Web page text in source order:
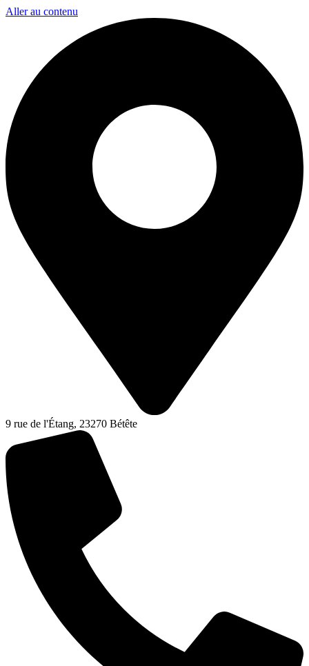
Panneau de gestion des cookies
Aller au contenu
9 rue de l'Étang, 23270 Bétête